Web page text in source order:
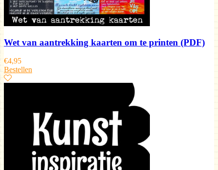
Wet van aantrekking kaarten om te printen (PDF)
€4,95
Bestellen